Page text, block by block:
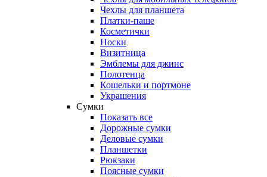
Чехлы для планшета
Платки-паше
Косметички
Носки
Визитница
Эмблемы для джинс
Полотенца
Кошельки и портмоне
Украшения
Сумки
Показать все
Дорожные сумки
Деловые сумки
Планшетки
Рюкзаки
Поясные сумки